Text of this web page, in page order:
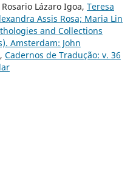
Lázaro Igoa, Teresa
Assis Rosa; Maria Lin
and Collections
Amsterdam: John
, Cadernos de Tradução: v. 36